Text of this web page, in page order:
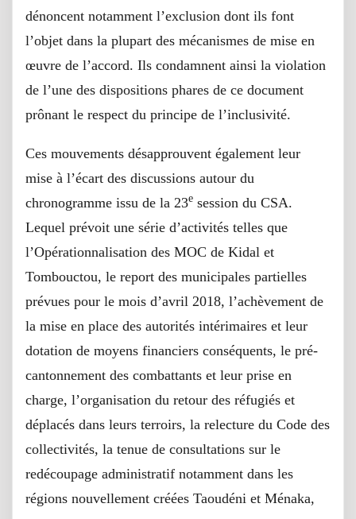
dénoncent notamment l’exclusion dont ils font
l’objet dans la plupart des mécanismes de mise en
œuvre de l’accord. Ils condamnent ainsi la violation
de l’une des dispositions phares de ce document
prônant le respect du principe de l’inclusivité.
Ces mouvements désapprouvent également leur
mise à l’écart des discussions autour du
chronogramme issu de la 23e session du CSA.
Lequel prévoit une série d’activités telles que
l’Opérationnalisation des MOC de Kidal et
Tombouctou, le report des municipales partielles
prévues pour le mois d’avril 2018, l’achèvement de
la mise en place des autorités intérimaires et leur
dotation de moyens financiers conséquents, le pré-
cantonnement des combattants et leur prise en
charge, l’organisation du retour des réfugiés et
déplacés dans leurs terroirs, la relecture du Code des
collectivités, la tenue de consultations sur le
redécoupage administratif notamment dans les
régions nouvellement créées Taoudéni et Ménaka,